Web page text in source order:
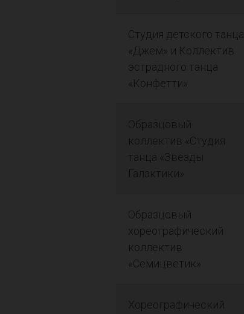
Студия детского танца
«Джем» и Коллектив
эстрадного танца
«Конфетти»
Образцовый
коллектив «Студия
танца «Звезды
Галактики»
Образцовый
хореографический
коллектив
«Семицветик»
Хореографический